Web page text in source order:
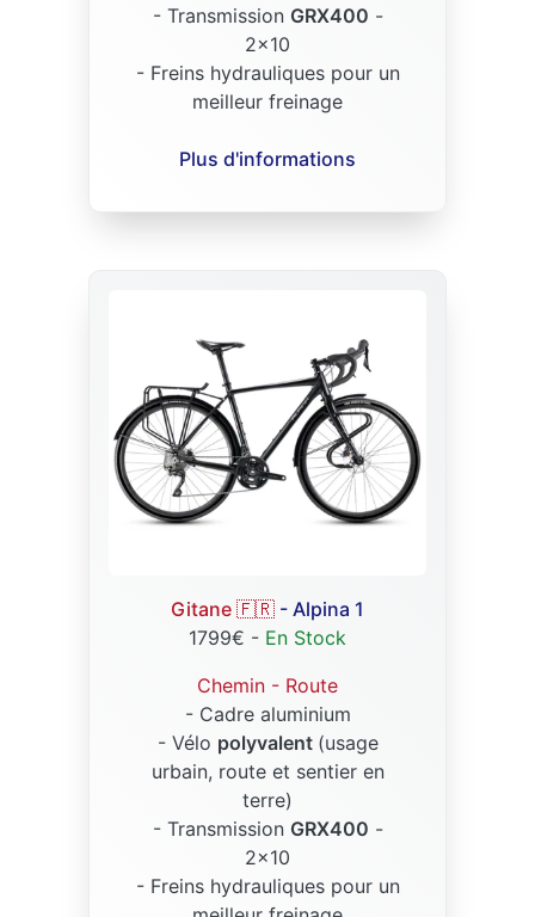
- Transmission GRX400 -
2x10
- Freins hydrauliques pour un
meilleur freinage
Plus d'informations
Gitane 🇫🇷 - Alpina 1
1799€ - En Stock
Chemin - Route
- Cadre aluminium
- Vélo polyvalent (usage
urbain, route et sentier en
terre)
- Transmission GRX400 -
2x10
- Freins hydrauliques pour un